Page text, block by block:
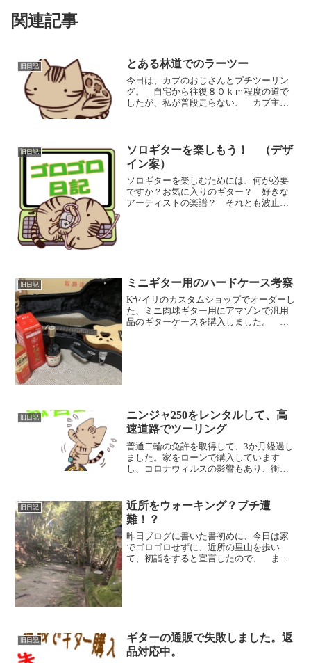
関連記事
旧日記 とある林道でのラーツー
今日は、カブのおじさんとプチツーリン
グ。 自宅から往復８０ｋｍ程度の道で
したが、私が普段走らない、 カブ主ら
イクでないと走れない荒れた...
旧日記
ソロギターを楽しもう！ （デザ
イン案）
ソロギターを楽しむためには、何が必要
ですか？お気に入りのギター？ 好きな
アーティストの楽譜？ それとも波止場
旧日記 ミニギター用のハードケース考察
Kヤイリのカスタムショップでオーダーし
た、ミニ肉球ギター用にアマゾンで汎用
品のギターケースを購入しました。 商
旧日記
ニンジャ250をレンタルして、高
速道路でツーリング
普通二輪の免許を取得して、3か月経過し
ました。家をローンで購入しています
し、コロナウィルスの影響もあり、衝動
通り、今年はレンタルバイクで色んなバ
イクを乗って、今後の購入...
旧日記
近所をウォーキング？プチ遭
難！？
昨日ブログに書いた書初めに、今日は家
でゴロゴロせずに、近所の里山を歩い
て、初詣をすると宣言したので、 まず
旧日記
ギターの通販で失敗しました。返
品対応中。